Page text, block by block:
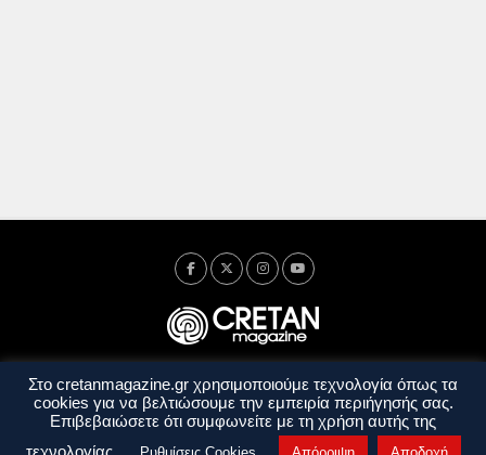
Ταυτότητα Πολιτική Απορρήτου
Όροι Χρήσης
Όροι και Προϋποθέσεις
Copyright © 2014 - 2026 Cretanmagazine. All rights reserved. byj. bitsakakis
Στο cretanmagazine.gr χρησιμοποιούμε τεχνολογία όπως τα
cookies για να βελτιώσουμε την εμπειρία περιήγησής σας.
Επιβεβαιώσετε ότι συμφωνείτε με τη χρήση αυτής της
τεχνολογίας.